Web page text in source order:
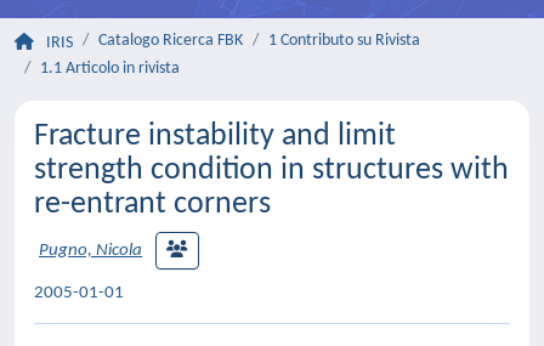
IRIS Catalogo Ricerca FBK
1 Contributo su Rivista
1.1 Articolo in rivista
Fracture instability and limit
strength condition in structures with
re-entrant corners
Pugno, Nicola
2005-01-01